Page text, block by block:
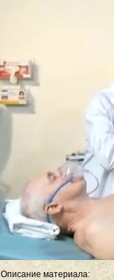
Описание материала: